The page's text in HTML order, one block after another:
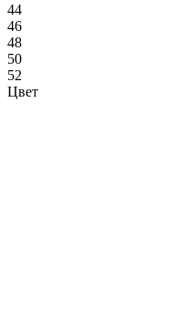
44
46
48
50
52
Цвет